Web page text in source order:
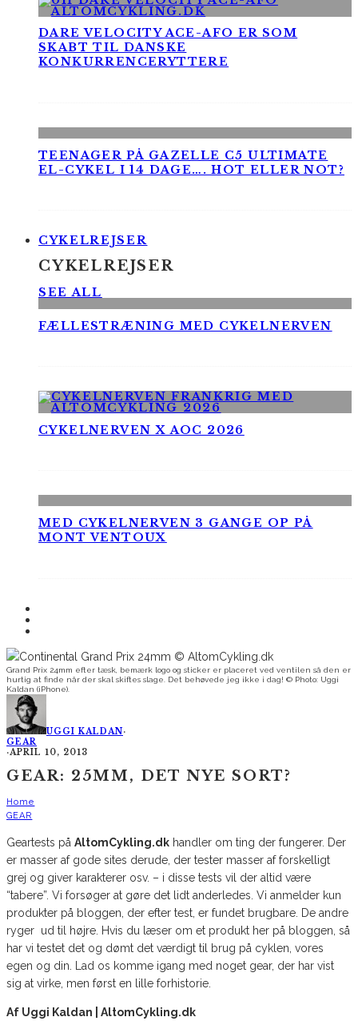
DARE VELOCITY ACE-AFO ER SOM
SKABT TIL DANSKE
KONKURRENCERYTTERE
TEENAGER PÅ GAZELLE C5 ULTIMATE
EL-CYKEL I 14 DAGE…. HOT ELLER NOT?
CYKELREJSER
CYKELREJSER
SEE ALL
FÆLLESTRÆNING MED CYKELNERVEN
CYKELNERVEN X AOC 2026
MED CYKELNERVEN 3 GANGE OP PÅ
MONT VENTOUX
Grand Prix 24mm efter tæsk, bemærk logo og sticker er placeret ved ventilen så den er
hurtig at finde når der skal skiftes slage. Det behøvede jeg ikke i dag! © Photo: Uggi
Kaldan (iPhone).
UGGI KALDAN·
GEAR
·APRIL 10, 2013
GEAR: 25MM, DET NYE SORT?
Home
GEAR
Geartests på AltomCykling.dk handler om ting der fungerer. Der
er masser af gode sites derude, der tester masser af forskelligt
grej og giver karakterer osv. – i disse tests vil der altid være
“tabere”. Vi forsøger at gøre det lidt anderledes. Vi anmelder kun
produkter på bloggen, der efter test, er fundet brugbare. De andre
ryger ud til højre. Hvis du læser om et produkt her på bloggen, så
har vi testet det og dømt det værdigt til brug på cyklen, vores
egen og din. Lad os komme igang med noget gear, der har vist
sig at virke, men først en lille forhistorie.
Af Uggi Kaldan | AltomCykling.dk